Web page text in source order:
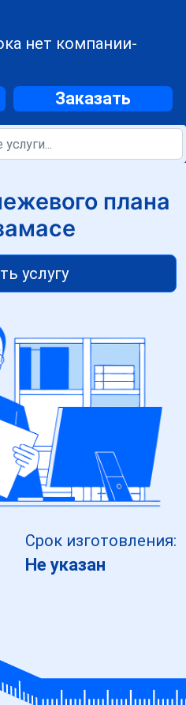
нет компании-
Заказать
плана
услугу
Срок изготовления:
Не указан